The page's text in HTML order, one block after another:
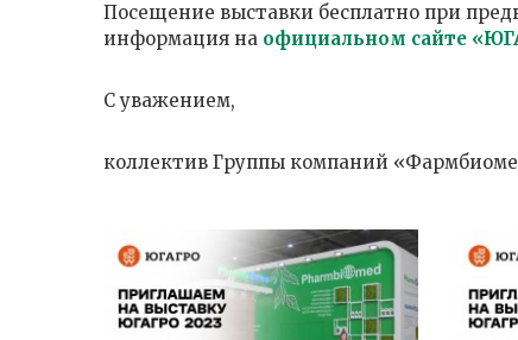
Посещение выставки бесплатно при
информация на официальном сайте
С уважением,
коллектив Группы компаний